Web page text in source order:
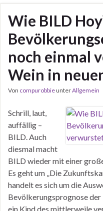
Wie BILD
noch einmal
Wein in
Von compurobbieunterAllgemein
Schrill, laut,
auffällig –
BILD. Auch
diesmal macht
BILD wieder mit einer
Es geht um „Die
handelt es sich um die
Bevölkerungsprognose
ein Kind des mittlerweile